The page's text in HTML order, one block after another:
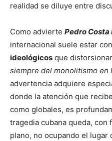
realidad se diluye entre
Como advierte Pedro Costa
internacional suele estar
ideológicos que
siempre del monolitismo en
advertencia adquiere
donde la atención que
como globales, es
tragedia cubana queda, con
plano, no ocupando el